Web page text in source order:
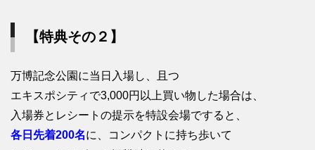
【特典その２】
万博記念公園に当日入場し、且つ
エキスポシティで3,000円以上買い物した場合は、
入場券とレシートの提示を特設会場ですると、
各日先着200名に、コンパクトに持ち歩いて